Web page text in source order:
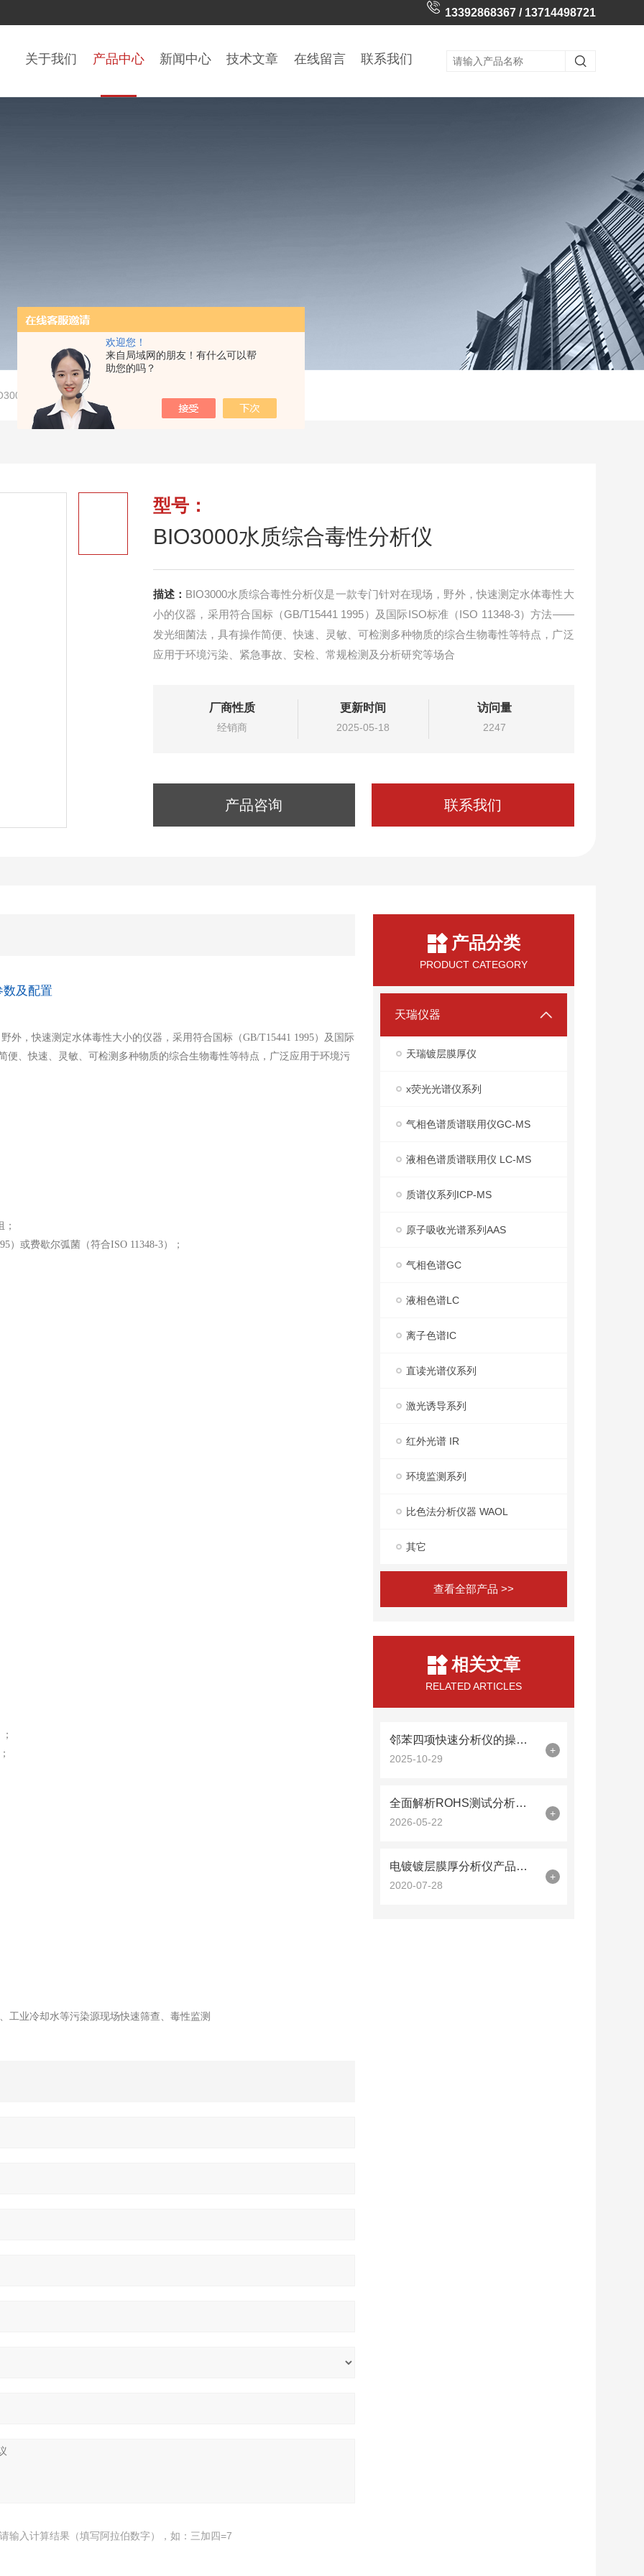
欢迎您！
来自局域网的朋友！有什么可以帮
助您的吗？
13392868367 / 13714498721
关于我们 产品中心 新闻中心 技术文章 在线留言 联系我们
水质综合毒性分析仪
型号：
BIO3000水质综合毒性分析仪
描述： BIO3000水质综合毒性分析仪是一款专门针对在现场，野外，快速测定水体毒性大
小的仪器，采用符合国标（GB/T15441 1995）及国际ISO标准（ISO 11348-3）方法——
发光细菌法，具有操作简便、快速、灵敏、可检测多种物质的综合生物毒性等特点，广泛
应用于环境污染、紧急事故、安检、常规检测及分析研究等场合
厂商性质
经销商
更新时间
2025-05-18
访问量
2247
产品咨询 联系我们
及配置
外，快速测定水体毒性大小的仪器，采用符合国标（GB/T15441 1995）及国际
、快速、灵敏、可检测多种物质的综合生物毒性等特点，广泛应用于环境污
）或费歇尔弧菌（符合ISO 11348-3）；
工业冷却水等污染源现场快速筛查、毒性监测
请输入计算结果（填写阿拉伯数字），如：三加四=7
产品分类
PRODUCT CATEGORY
天瑞仪器
天瑞镀层膜厚仪
x荧光光谱仪系列
气相色谱质谱联用仪GC-MS
液相色谱质谱联用仪 LC-MS
质谱仪系列ICP-MS
原子吸收光谱系列AAS
气相色谱GC
液相色谱LC
离子色谱IC
直读光谱仪系列
激光诱导系列
红外光谱 IR
环境监测系列
比色法分析仪器 WAOL
其它
查看全部产品 >>
相关文章
RELATED ARTICLES
邻苯四项快速分析仪的操作规范
2025-10-29
+
全面解析ROHS测试分析仪：XRF技术原理与电子制造应用
2026-05-22
+
电镀镀层膜厚分析仪产品的优势表现在哪些方面
2020-07-28
+